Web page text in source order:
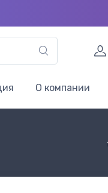
О компании